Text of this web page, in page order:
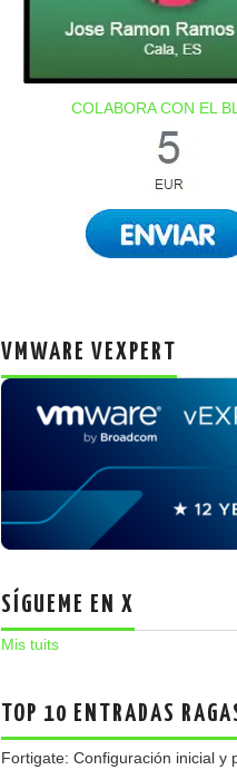
COLABORA CON EL
VMWARE VEXPERT
SÍGUEME EN X
Mis tuits
TOP 10 ENTRADAS
Fortigate: Configuración inicial y